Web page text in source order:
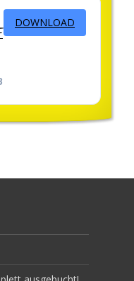
DOWNLOAD